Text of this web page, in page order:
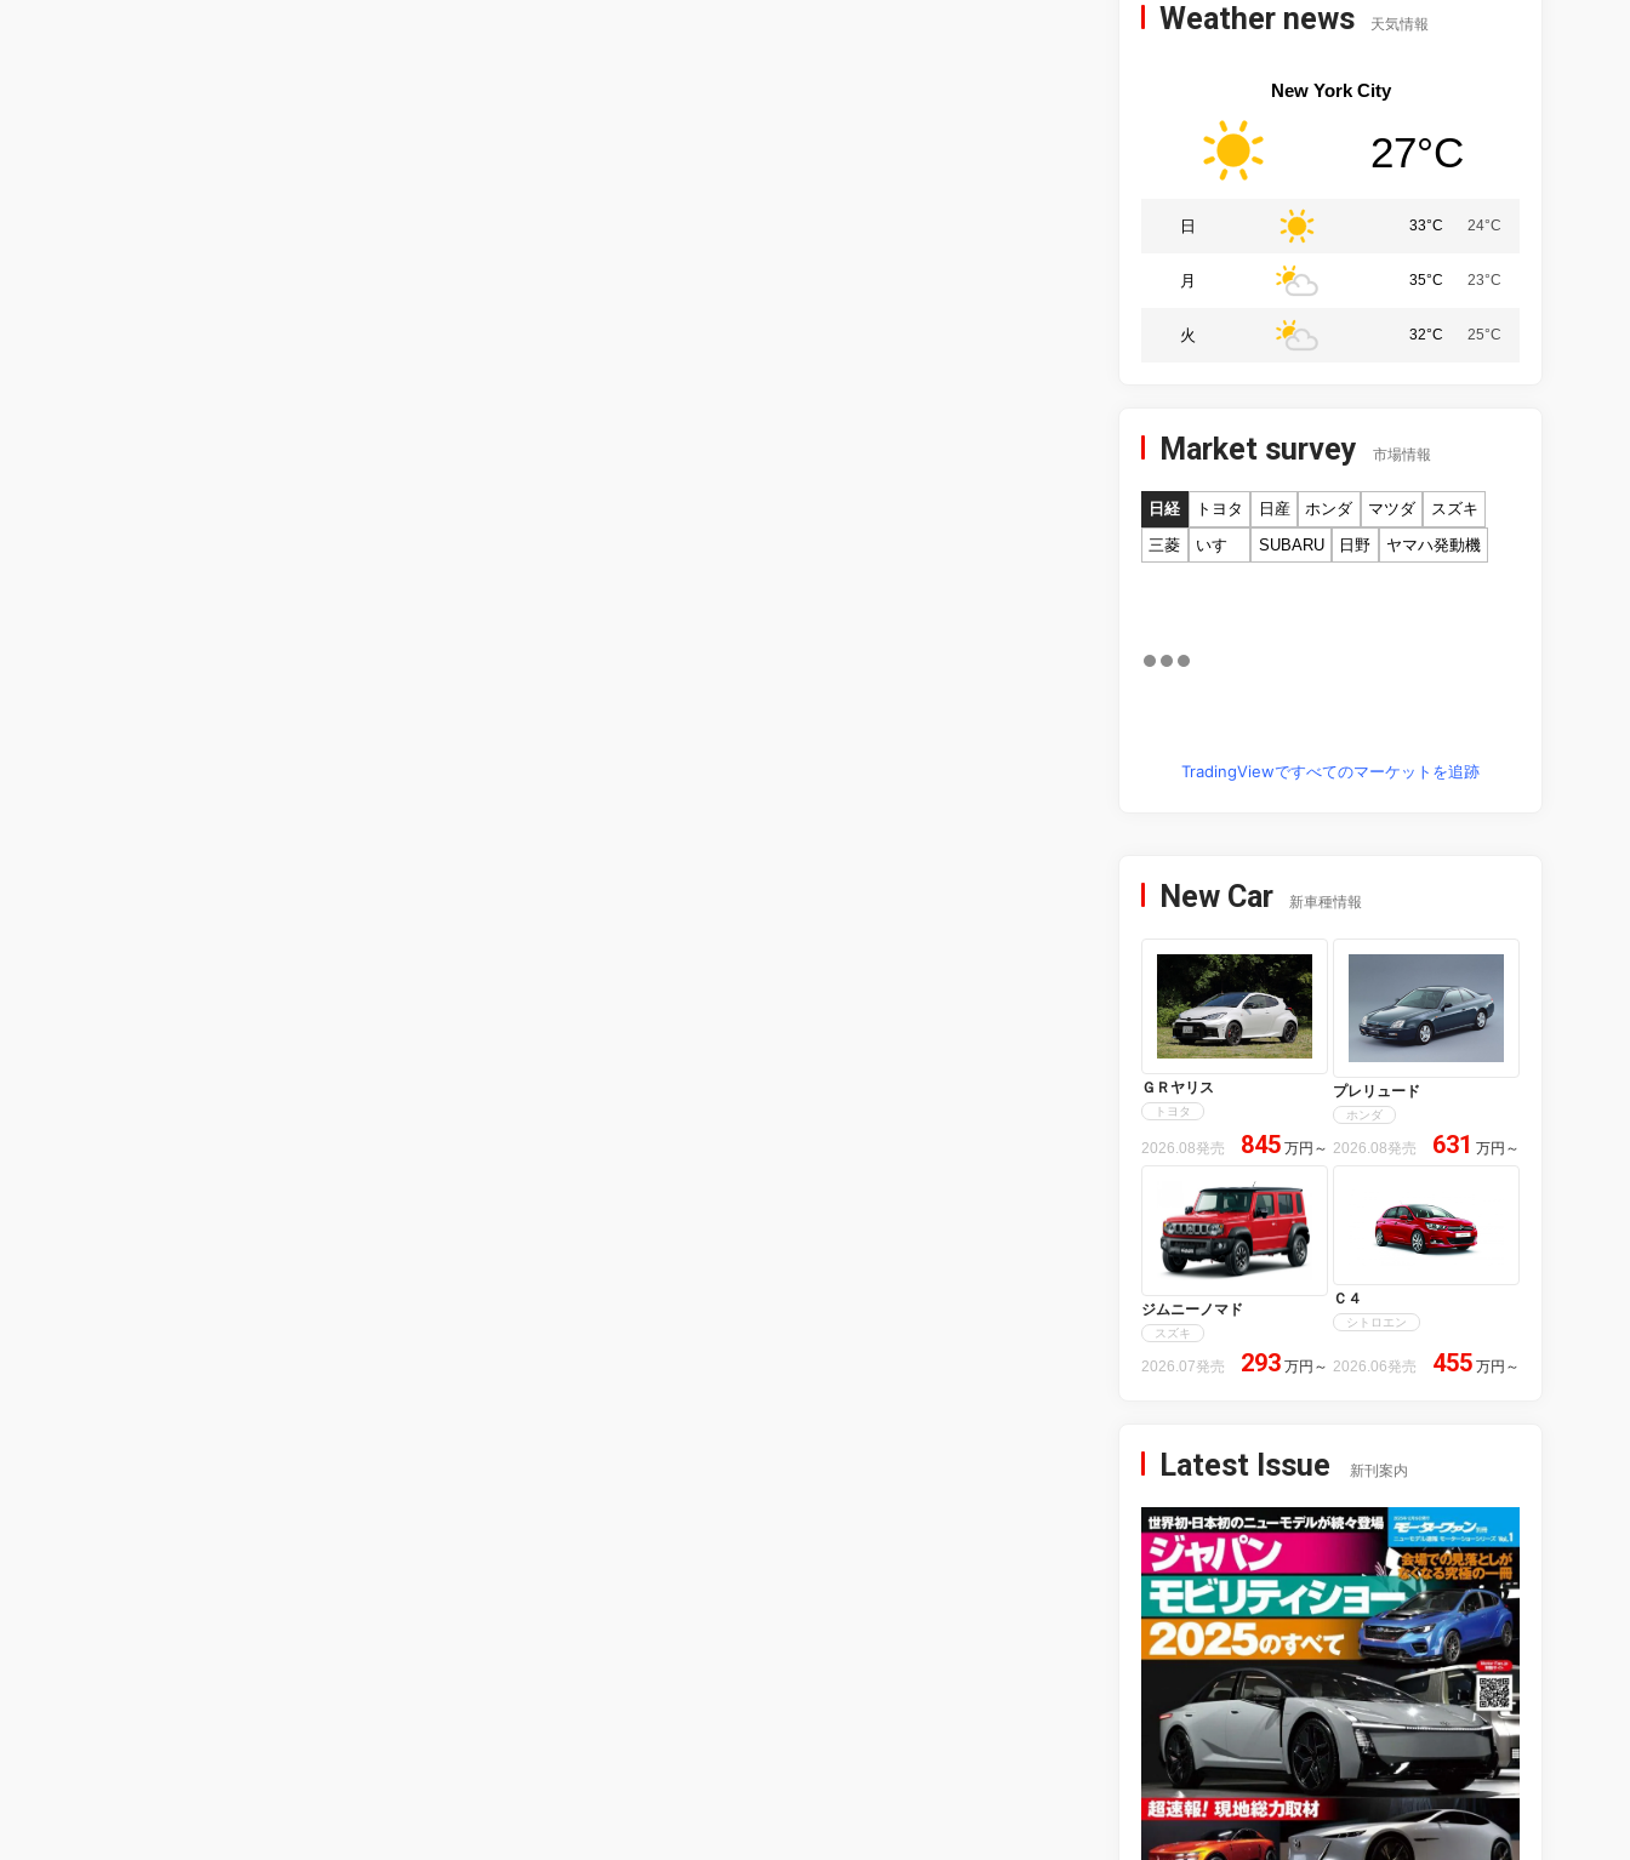
Weather news 天気情報
New York City
27°C
日 33°C 24°C
月 35°C 23°C
火 32°C 25°C
Market survey 市場情報
日経 トヨタ 日産 ホンダ マツダ
スズキ
三菱
いすゞ SUBARU 日野 ヤマハ発動機
TradingViewですべてのマーケットを追跡
New Car 新車種情報
ＧＲヤリス
トヨタ
2026.08発売 845 万円 ～
プレリュード
ホンダ
2026.08発売 631 万円 ～
ジムニーノマド
スズキ
2026.07発売 293 万円 ～
Ｃ４
シトロエン
2026.06発売 455 万円 ～
Latest Issue 新刊案内